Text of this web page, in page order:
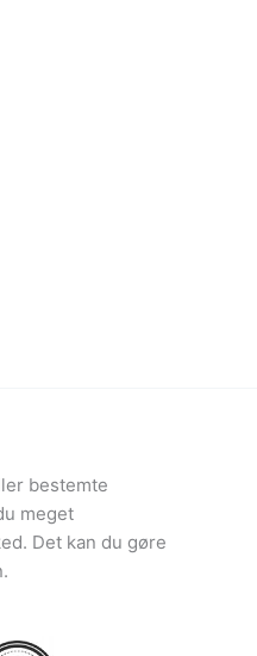
bestemte
meget
Det kan du gøre